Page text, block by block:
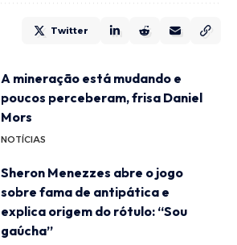
Twitter
A mineração está mudando e
poucos perceberam, frisa Daniel
Mors
NOTÍCIAS
Sheron Menezzes abre o jogo
sobre fama de antipática e
explica origem do rótulo: “Sou
gaúcha”